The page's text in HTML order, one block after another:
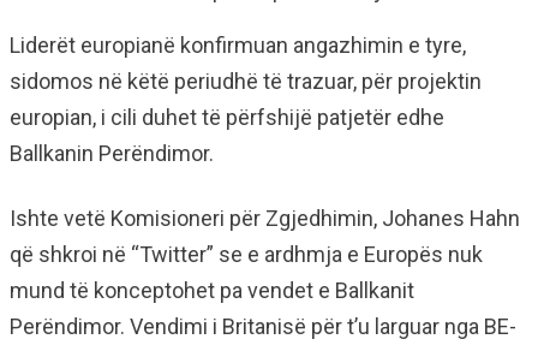
Liderët europianë konfirmuan angazhimin e tyre,
sidomos në këtë periudhë të trazuar, për projektin
europian, i cili duhet të përfshijë patjetër edhe
Ballkanin Perëndimor.
Ishte vetë Komisioneri për Zgjedhimin, Johanes Hahn
që shkroi në “Twitter” se e ardhmja e Europës nuk
mund të konceptohet pa vendet e Ballkanit
Perëndimor. Vendimi i Britanisë për t’u larguar nga BE-